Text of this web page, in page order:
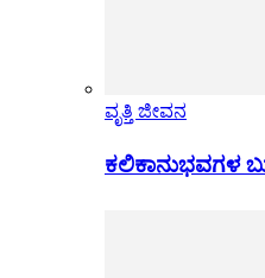
ವೃತ್ತಿ ಜೀವನ
ಕಲಿಕಾನುಭವಗಳ